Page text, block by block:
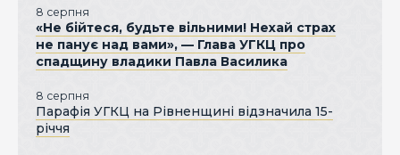
8 серпня
«Не бійтеся, будьте вільними! Нехай страх
не панує над вами», — Глава УГКЦ про
спадщину владики Павла Василика
8 серпня
Парафія УГКЦ на Рівненщині відзначила 15-
річчя